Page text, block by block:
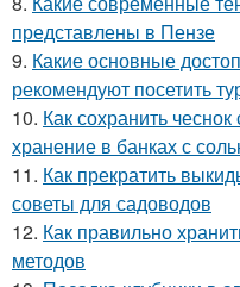
представлены в Пензе
9. Какие основные
рекомендуют посетить
10. Как сохранить
хранение в банках с
11. Как прекратить
советы для садоводов
12. Как правильно
методов